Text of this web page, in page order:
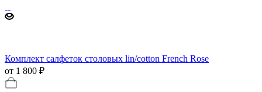
Комплект салфеток столовых lin/cotton French Rose
от 1 800 ₽